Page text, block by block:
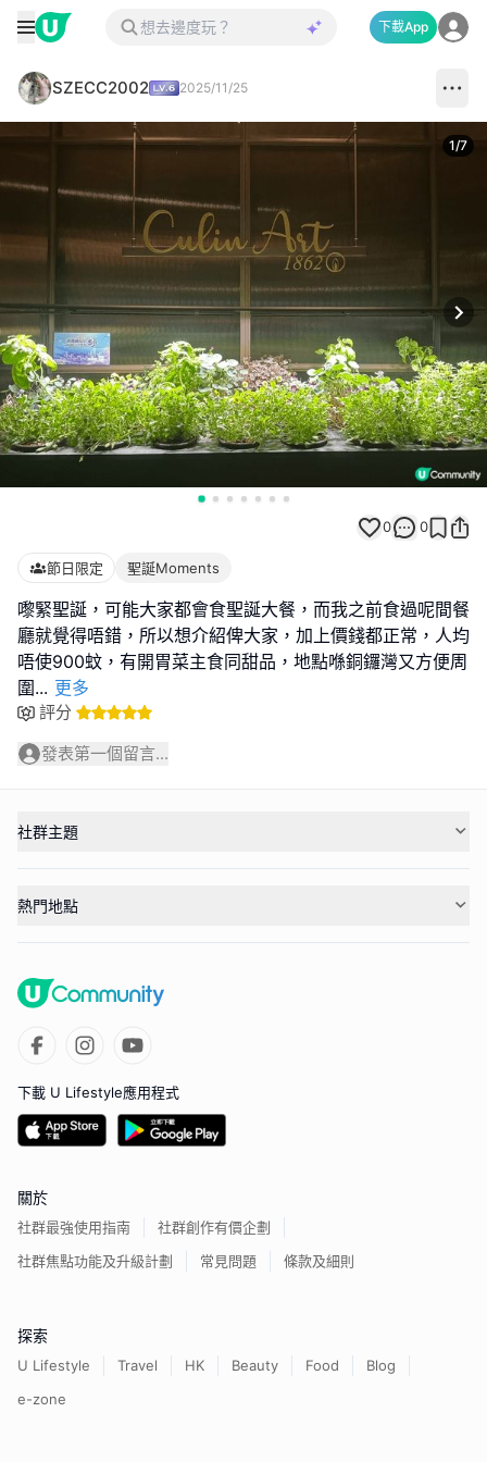
下載App
SZECC2002 2025/11/25
1/7
0 0
節日限定 聖誕Moments
嚟緊聖誕，可能大家都會食聖誕大餐，而我之前食過呢間餐
廳就覺得唔錯，所以想介紹俾大家，加上價錢都正常，人均
唔使900蚊，有開胃菜主食同甜品，地點喺銅鑼灣又方便周
圍... 更多
評分
發表第一個留言...
社群主題
熱門地點
下載 U Lifestyle應用程式
關於
社群最強使用指南
社群創作有價企劃
社群焦點功能及升級計劃
常見問題 條款及細則
探索
U Lifestyle Travel HK Beauty Food
Blog
e-zone